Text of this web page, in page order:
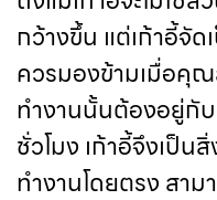
กว้างขึ้น แต่เก้าอี้จั
ควรมองข้ามเมื่อคุ
ทำงานนั้นต้องอยู่กับ
ชั่วโมง เก้าอี้จึงเป็
ทำงานโดยตรง สา